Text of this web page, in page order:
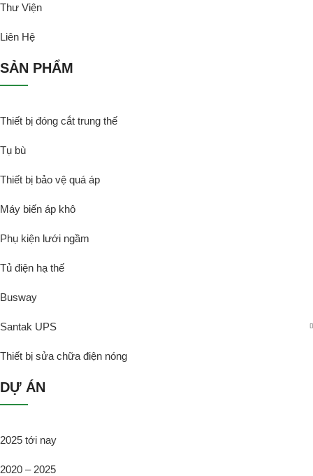
Thư Viện
Liên Hệ
SẢN PHẨM
Thiết bị đóng cắt trung thế
Tụ bù
Thiết bị bảo vệ quá áp
Máy biến áp khô
Phụ kiện lưới ngầm
Tủ điện hạ thế
Busway
Santak UPS
Thiết bị sửa chữa điện nóng
DỰ ÁN
2025 tới nay
2020 – 2025